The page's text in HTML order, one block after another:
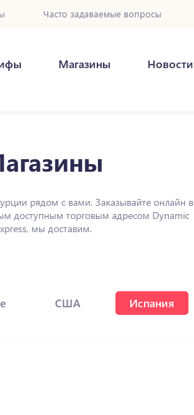
Часто задаваемые вопросы
Магазины Новости
рядом с вами. Заказывайте онлайн в
доступным торговым адресом Dynamic
мы доставим.
США Испания